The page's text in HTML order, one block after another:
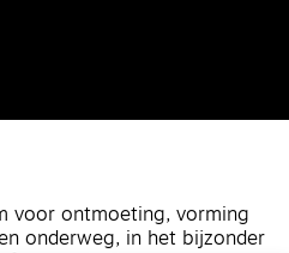
voor ontmoeting, vorming
onderweg, in het bijzonder